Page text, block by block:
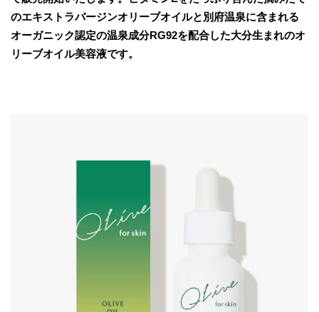
のエキストラバージンオリーブオイルと別府温泉に含まれる
オーガニック認定の温泉成分RG92を配合した大分生まれのオ
リーブオイル美容液です。